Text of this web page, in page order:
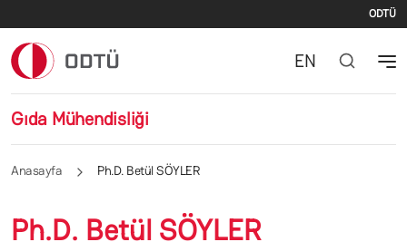
ODTÜ
Gıda Mühendisliği
EN
Anasayfa Ph.D. Betül SÖYLER
Ph.D. Betül SÖYLER